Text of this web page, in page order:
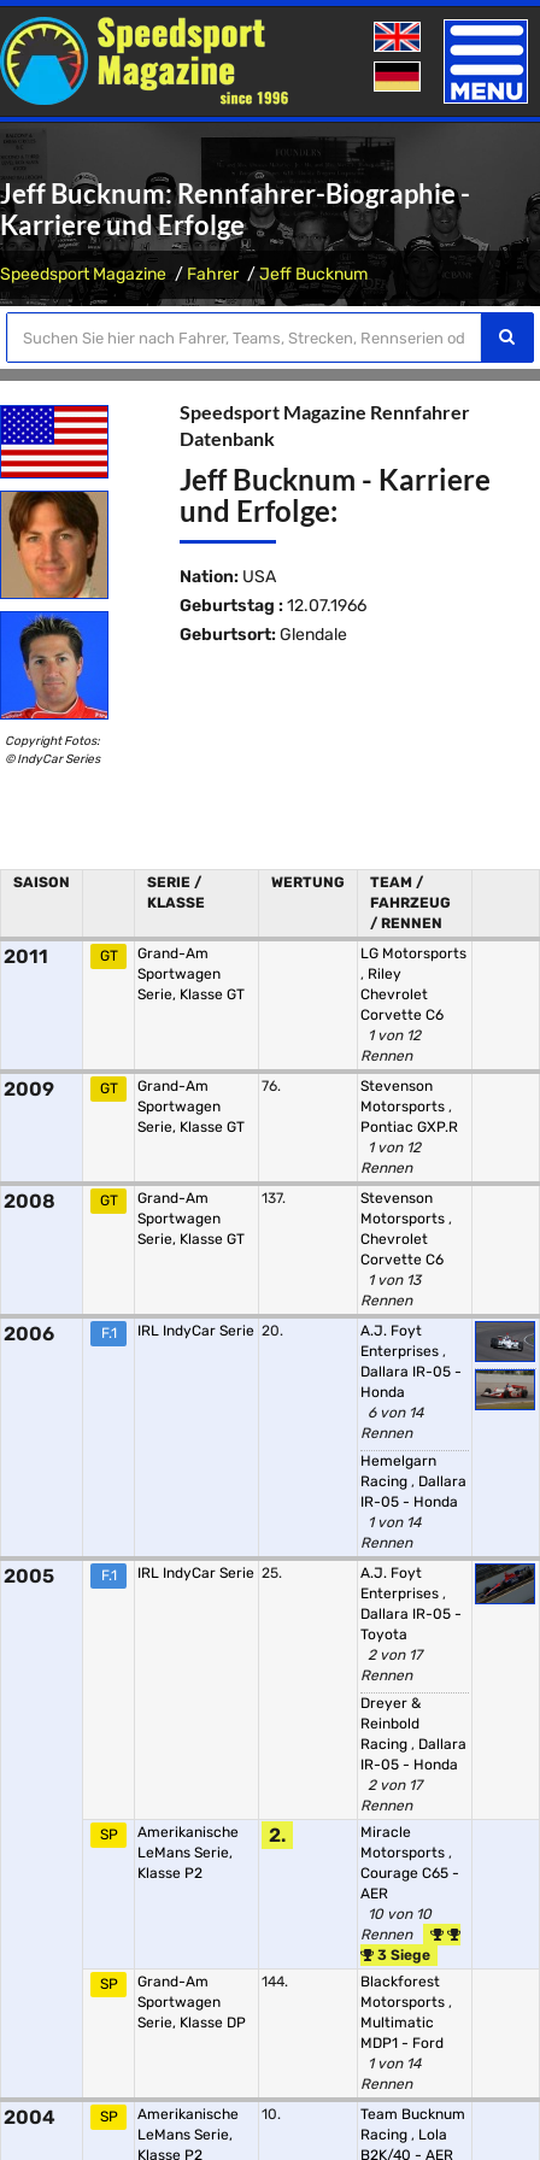
Toggle
Jeff Bucknum: Rennfahrer-Biographie -
Karriere und Erfolge
Speedsport Magazine Fahrer Jeff Bucknum
Copyright Fotos:
© IndyCar Series
Speedsport Magazine Rennfahrer
Datenbank
Jeff Bucknum - Karriere
und Erfolge:
Nation: USA
Geburtstag : 12.07.1966
Geburtsort: Glendale
SAISON
SERIE /
KLASSE
WERTUNG
TEAM /
FAHRZEUG
/ RENNEN
2011 GT
Grand-Am
Sportwagen
Serie, Klasse GT
LG Motorsports
, Riley
Chevrolet
Corvette C6
1 von 12
Rennen
2009 GT
Grand-Am
Sportwagen
Serie, Klasse GT
76.
Stevenson
Motorsports ,
Pontiac GXP.R
1 von 12
Rennen
2008 GT
Grand-Am
Sportwagen
Serie, Klasse GT
137.
Stevenson
Motorsports ,
Chevrolet
Corvette C6
1 von 13
Rennen
2006 F.1 IRL IndyCar Serie 20.
A.J. Foyt
Enterprises ,
Dallara IR-05 -
Honda
6 von 14
Rennen
Hemelgarn
Racing , Dallara
IR-05 - Honda
1 von 14
Rennen
2005 F.1 IRL IndyCar Serie 25.
A.J. Foyt
Enterprises ,
Dallara IR-05 -
Toyota
2 von 17
Rennen
Dreyer &
Reinbold
Racing , Dallara
IR-05 - Honda
2 von 17
Rennen
SP
Amerikanische
LeMans Serie,
Klasse P2
2.
Miracle
Motorsports ,
Courage C65 -
AER
10 von 10
Rennen
3 Siege
SP
Grand-Am
Sportwagen
Serie, Klasse DP
144.
Blackforest
Motorsports ,
Multimatic
MDP1 - Ford
1 von 14
Rennen
2004 SP
Amerikanische
LeMans Serie,
Klasse P2
10.
Team Bucknum
Racing , Lola
B2K/40 - AER